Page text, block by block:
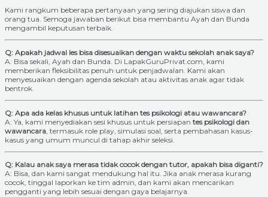
Kami rangkum beberapa pertanyaan yang sering diajukan siswa dan
orang tua. Semoga jawaban berikut bisa membantu Ayah dan Bunda
mengambil keputusan terbaik.
Q: Apakah jadwal les bisa disesuaikan dengan waktu sekolah anak saya?
A: Bisa sekali, Ayah dan Bunda. Di LapakGuruPrivat.com, kami
memberikan fleksibilitas penuh untuk penjadwalan. Kami akan
menyesuaikan dengan agenda sekolah atau aktivitas anak agar tidak
bentrok.
Q: Apa ada kelas khusus untuk latihan tes psikologi atau wawancara?
A: Ya, kami menyediakan sesi khusus untuk persiapan tes psikologi dan
wawancara, termasuk role play, simulasi soal, serta pembahasan kasus-
kasus yang umum muncul di tahap akhir seleksi.
Q: Kalau anak saya merasa tidak cocok dengan tutor, apakah bisa diganti?
A: Bisa, dan kami sangat mendukung hal itu. Jika anak merasa kurang
cocok, tinggal laporkan ke tim admin, dan kami akan mencarikan
pengganti yang lebih sesuai dengan gaya belajarnya.